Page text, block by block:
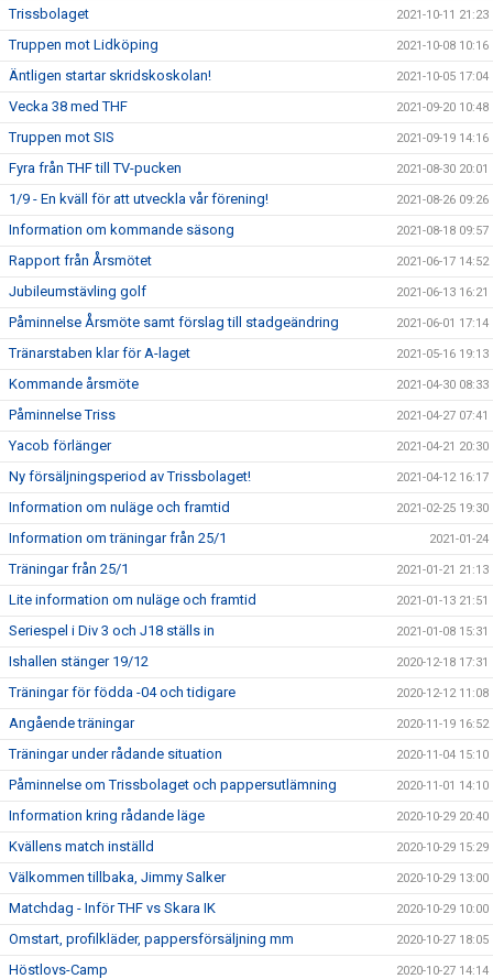
Trissbolaget 2021-10-11 21:23
Truppen mot Lidköping 2021-10-08 10:16
Äntligen startar skridskoskolan! 2021-10-05 17:04
Vecka 38 med THF 2021-09-20 10:48
Truppen mot SIS 2021-09-19 14:16
Fyra från THF till TV-pucken 2021-08-30 20:01
1/9 - En kväll för att utveckla vår förening! 2021-08-26 09:26
Information om kommande säsong 2021-08-18 09:57
Rapport från Årsmötet 2021-06-17 14:52
Jubileumstävling golf 2021-06-13 16:21
Påminnelse Årsmöte samt förslag till stadgeändring 2021-06-01 17:14
Tränarstaben klar för A-laget 2021-05-16 19:13
Kommande årsmöte 2021-04-30 08:33
Påminnelse Triss 2021-04-27 07:41
Yacob förlänger 2021-04-21 20:30
Ny försäljningsperiod av Trissbolaget! 2021-04-12 16:17
Information om nuläge och framtid 2021-02-25 19:30
Information om träningar från 25/1 2021-01-24
Träningar från 25/1 2021-01-21 21:13
Lite information om nuläge och framtid 2021-01-13 21:51
Seriespel i Div 3 och J18 ställs in 2021-01-08 15:31
Ishallen stänger 19/12 2020-12-18 17:31
Träningar för födda -04 och tidigare 2020-12-12 11:08
Angående träningar 2020-11-19 16:52
Träningar under rådande situation 2020-11-04 15:10
Påminnelse om Trissbolaget och pappersutlämning 2020-11-01 14:10
Information kring rådande läge 2020-10-29 20:40
Kvällens match inställd 2020-10-29 15:29
Välkommen tillbaka, Jimmy Salker 2020-10-29 13:00
Matchdag - Inför THF vs Skara IK 2020-10-29 10:00
Omstart, profilkläder, pappersförsäljning mm 2020-10-27 18:05
Höstlovs-Camp 2020-10-27 14:14